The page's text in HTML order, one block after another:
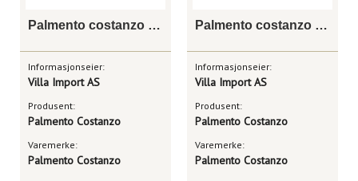
Palmento costanzo mofete bianco doc etna
Informasjonseier:
Villa Import AS
Produsent:
Palmento Costanzo
Varemerke:
Palmento Costanzo
Palmento costanzo bianco di sei doc etna magnum
Informasjonseier:
Villa Import AS
Produsent:
Palmento Costanzo
Varemerke:
Palmento Costanzo